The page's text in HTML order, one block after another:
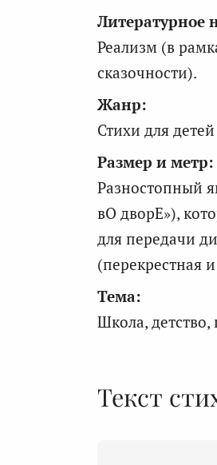
Литературное
Реализм (в
сказочности).
Жанр:
Стихи для детей
Размер и метр:
Разностопный
вО дворЕ»),
для передачи
(перекрестная
Тема:
Школа,
Текст